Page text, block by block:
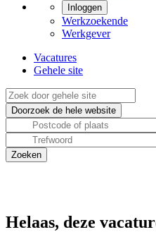
Inloggen
Werkzoekende
Werkgever
Vacatures
Gehele site
Helaas, deze